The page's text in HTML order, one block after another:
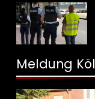
Meldung